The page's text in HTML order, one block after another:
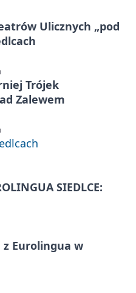
Ulicznych „pod
Trójek
Zalewem
SIEDLCE:
z Eurolingua w